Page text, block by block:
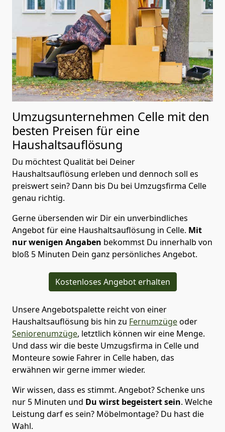
Umzugsunternehmen Celle mit den
besten Preisen für eine
Haushaltsauflösung
Du möchtest Qualität bei Deiner
Haushaltsauflösung erleben und dennoch soll es
preiswert sein? Dann bis Du bei Umzugsfirma Celle
genau richtig.
Gerne übersenden wir Dir ein unverbindliches
Angebot für eine Haushaltsauflösung in Celle. Mit
nur wenigen Angaben bekommst Du innerhalb von
bloß 5 Minuten Dein ganz persönliches Angebot.
Kostenloses Angebot erhalten
Unsere Angebotspalette reicht von einer
Haushaltsauflösung bis hin zu Fernumzügeoder
Seniorenumzüge, letztlich können wir eine Menge.
Und dass wir die beste Umzugsfirma in Celle und
Monteure sowie Fahrer in Celle haben, das
erwähnen wir gerne immer wieder.
Wir wissen, dass es stimmt. Angebot? Schenke uns
nur 5 Minuten und Du wirst begeistert sein. Welche
Leistung darf es sein? Möbelmontage? Du hast die
Wahl.